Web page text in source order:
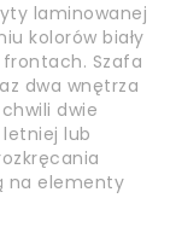
laminowanej
kolorów biały
Szafa
dwa wnętrza
dwie
lub
na elementy